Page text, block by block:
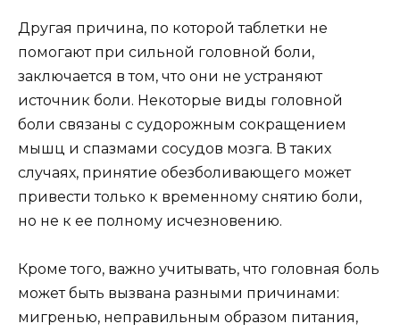
Другая причина, по которой таблетки не
помогают при сильной головной боли,
заключается в том, что они не устраняют
источник боли. Некоторые виды головной
боли связаны с судорожным сокращением
мышц и спазмами сосудов мозга. В таких
случаях, принятие обезболивающего может
привести только к временному снятию боли,
но не к ее полному исчезновению.
Кроме того, важно учитывать, что головная боль
может быть вызвана разными причинами:
мигренью, неправильным образом питания,